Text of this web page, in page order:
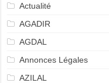
Actualité
AGADIR
AGDAL
Annonces Légales
AZILAL